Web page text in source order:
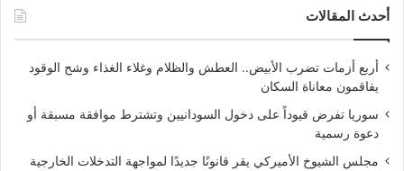
أحدث المقالات
أربع أزمات تضرب الأبيض.. العطش والظلام وغلاء الغذاء وشح الوقود
يفاقمون معاناة السكان
سوريا تفرض قيوداً على دخول السودانيين وتشترط موافقة مسبقة أو
دعوة رسمية
مجلس الشيوخ الأميركي يقر قانونًا جديدًا لمواجهة التدخلات الخارجية